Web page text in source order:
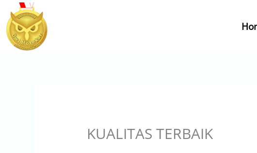
Lewati
ke
konten
KUALITAS TERBAIK